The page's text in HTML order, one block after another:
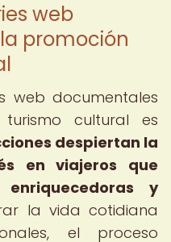
web
promoción
web documentales
cultural es
despiertan la
en viajeros que
enriquecedoras y
la vida cotidiana
el proceso